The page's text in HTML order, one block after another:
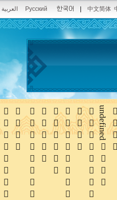
العربية Русский 中文简体

 undefined





